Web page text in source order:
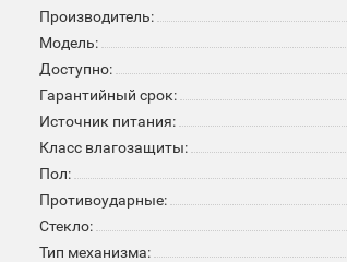
Производитель:
Модель:
Доступно:
Гарантийный срок:
Источник питания:
Класс влагозащиты:
Пол:
Противоударные:
Стекло:
Тип механизма: